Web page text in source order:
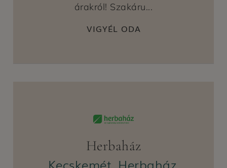
árakról! Szakáru...
VIGYÉL ODA
Herbaház
Kecskemét, Herbaház,